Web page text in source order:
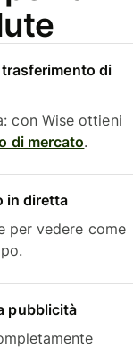
di
con Wise ottieni
di mercato.
in diretta
per vedere come
pubblicità